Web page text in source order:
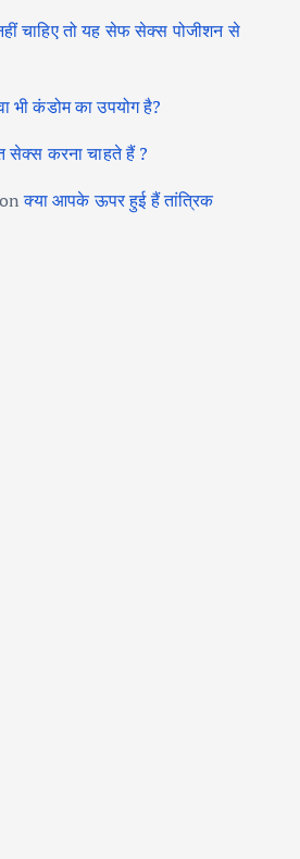
चाहिए तो यह सेफ सेक्स पोजीशन से
भी कंडोम का उपयोग है?
सेक्स करना चाहते हैं ?
onक्या आपके ऊपर हुई हैं तांत्रिक